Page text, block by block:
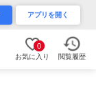
アプリを開く
0
お気に入り 閲覧履歴